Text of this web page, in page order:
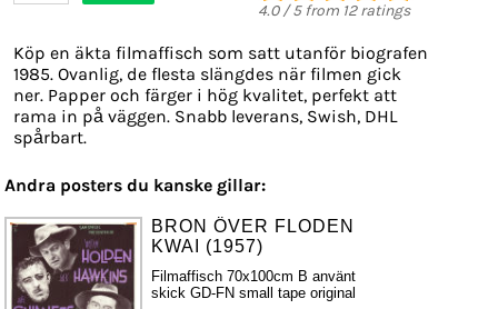
4.0/5from 12ratings
Köp en äkta filmaffisch som satt utanför biografen
1985. Ovanlig, de flesta slängdes när filmen gick
ner. Papper och färger i hög kvalitet, perfekt att
rama in på väggen. Snabb leverans, Swish, DHL
spårbart.
Andra posters du kanske gillar:
BRON ÖVER FLODEN
KWAI (1957)
Filmaffisch 70x100cm B använt
skick GD-FN small tape original